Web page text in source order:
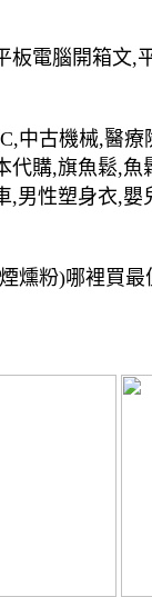
板電腦開箱文,
中古機械,醫
代購,旗魚鬆,
,男性塑身衣,
燻粉)哪裡買